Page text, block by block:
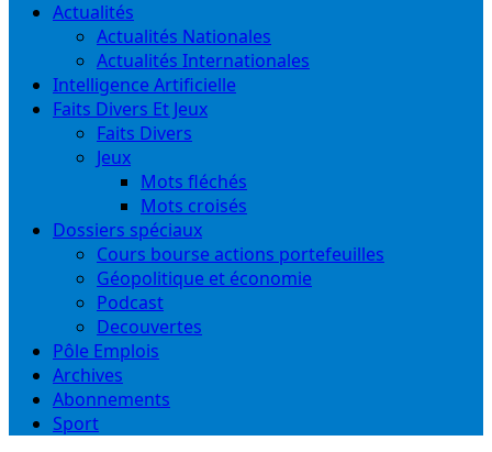
Actualités
Actualités Nationales
Actualités Internationales
Intelligence Artificielle
Faits Divers Et Jeux
Faits Divers
Jeux
Mots fléchés
Mots croisés
Dossiers spéciaux
Cours bourse actions portefeuilles
Géopolitique et économie
Podcast
Decouvertes
Pôle Emplois
Archives
Abonnements
Sport